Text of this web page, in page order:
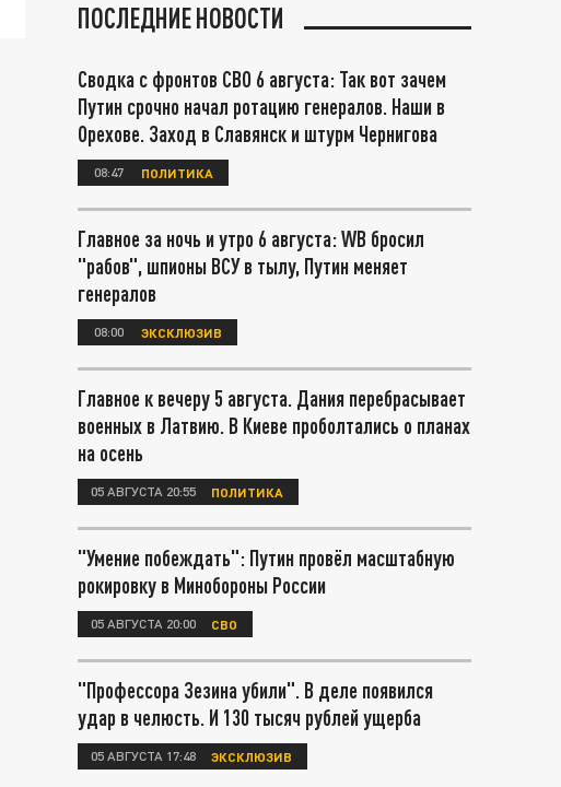
ПОСЛЕДНИЕ НОВОСТИ
Сводка с фронтов СВО 6 августа: Так вот зачем
Путин срочно начал ротацию генералов. Наши в
Орехове. Заход в Славянск и штурм Чернигова
08:47 ПОЛИТИКА
Главное за ночь и утро 6 августа: WB бросил
"рабов", шпионы ВСУ в тылу, Путин меняет
генералов
08:00 ЭКСКЛЮЗИВ
Главное к вечеру 5 августа. Дания перебрасывает
военных в Латвию. В Киеве проболтались о планах
на осень
05 АВГУСТА 20:55 ПОЛИТИКА
"Умение побеждать": Путин провёл масштабную
рокировку в Минобороны России
05 АВГУСТА 20:00 СВО
"Профессора Зезина убили". В деле появился
удар в челюсть. И 130 тысяч рублей ущерба
05 АВГУСТА 17:48 ЭКСКЛЮЗИВ